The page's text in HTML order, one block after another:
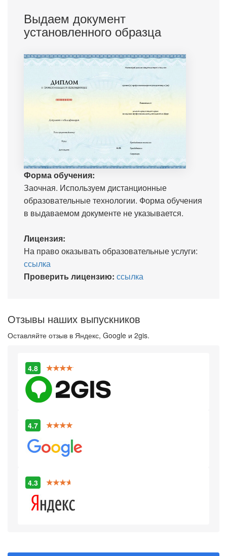
Выдаем документ
установленного образца
Форма обучения:
Заочная. Используем дистанционные
образовательные технологии. Форма обучения
в выдаваемом документе не указывается.
Лицензия:
На право оказывать образовательные услуги:
ссылка
Проверить лицензию: ссылка
Отзывы наших выпускников
Оставляйте отзыв в Яндекс, Google и 2gis.
4.8
4.7
4.3